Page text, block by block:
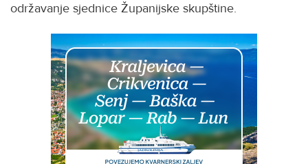
održavanje sjednice Županijske skupštine.